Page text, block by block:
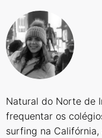
Encontre um escritório
Sobre nós
Quem somos
Natural do Norte de
frequentar os
surfing na